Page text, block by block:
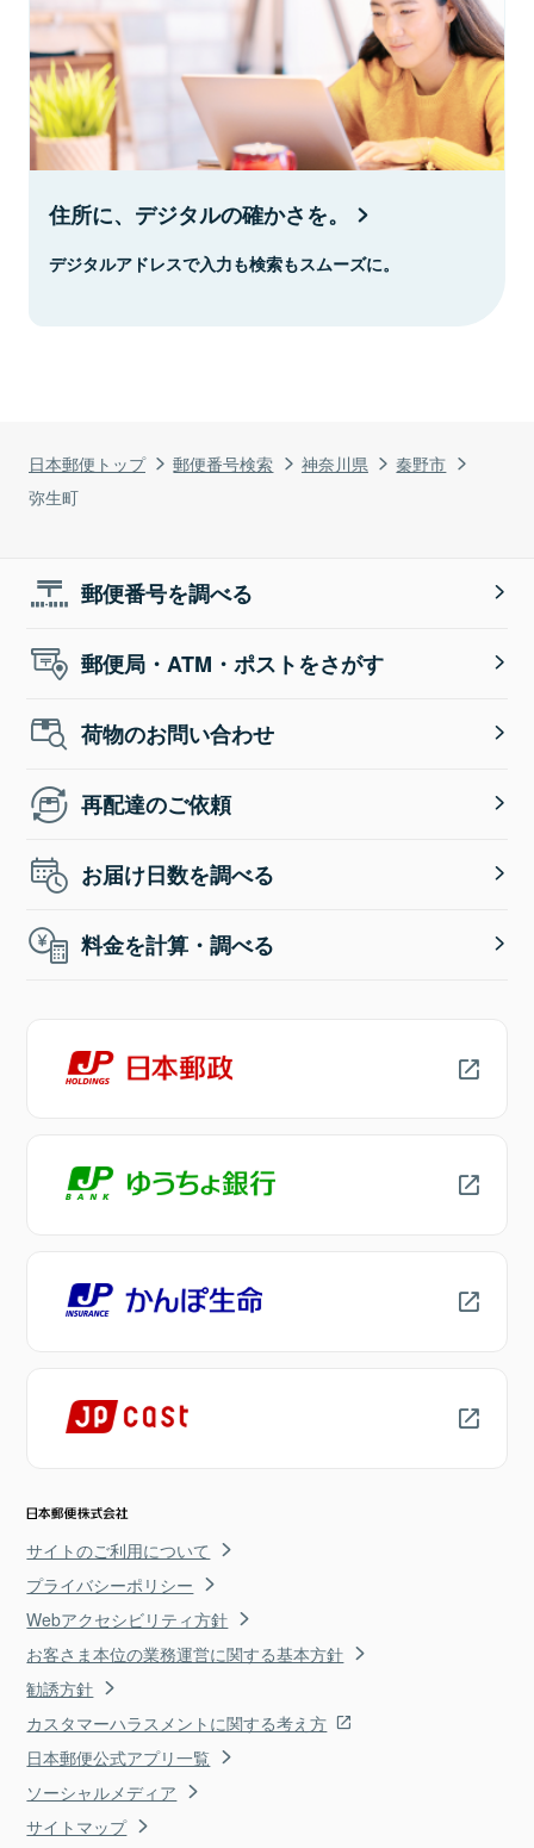
日本郵便トップ 郵便番号検索 神奈川県
秦野市
弥生町
住所に、デジタルの確かさを。
デジタルアドレスで入力も検索もスムーズに。
郵便番号を調べる
郵便局・ATM・ポストをさがす
荷物のお問い合わせ
再配達のご依頼
お届け日数を調べる
料金を計算・調べる
サイトのご利用について
プライバシーポリシー
Webアクセシビリティ方針
お客さま本位の業務運営に関する基本方針
勧誘方針
カスタマーハラスメントに関する考え方
日本郵便公式アプリ一覧
ソーシャルメディア
サイトマップ